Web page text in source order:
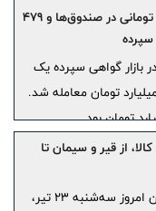
ثبت ارزش ۱۳۳۵ میلیارد تومانی در صندوق‌ها و ۴۷۹
سپرده
(سه‌شنبه ۲۳ تیر ماه) در بازار گواهی سپرده یک
و ۲۶۵ کیلوگرم شمش نقره به ارزش ۴۷۹.۱ میلیارد تومان معامله شد.
از قیر و سیمان تا
تالارهای بورس کالای ایران امروز سه‌شنبه ۲۳ تیر،